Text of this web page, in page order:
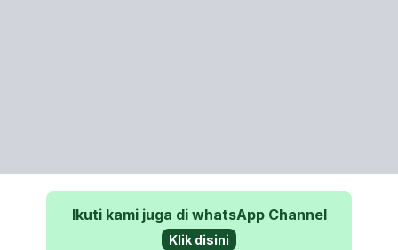
Ikuti kami juga di whatsApp Channel
Klik disini